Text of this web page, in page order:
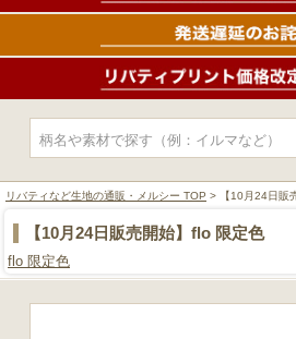
リバティなど生地の通販・メルシー TOP > 【10月24日販
【10月24日販売開始】flo 限定色
flo 限定色